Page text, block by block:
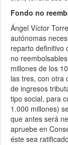
Fondo no
Ángel Víctor
autónomas
reparto definitivo
no
millones de los
las tres, con otra
de ingresos
tipo social, para
1.000 millones)
que antes será
apruebe en
éste sea